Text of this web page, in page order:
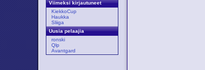
Viimeksi kirjautuneet
KiekkoCup
Haukka
Sliiga
Uusia pelaajia
ronski
Qlp
Avantgard